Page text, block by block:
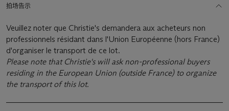
拍场告示
Veuillez noter que Christie's demandera aux acheteurs non
professionnels résidant dans l'Union Européenne (hors France)
d'organiser le transport de ce lot.
Please note that Christie's will ask non-professional buyers
residing in the European Union (outside France) to organize
the transport of this lot.